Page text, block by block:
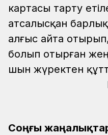
картасы тарту
атсалысқан
алғыс айта отырып,
болып отырған
шын жүректен
Соңғы